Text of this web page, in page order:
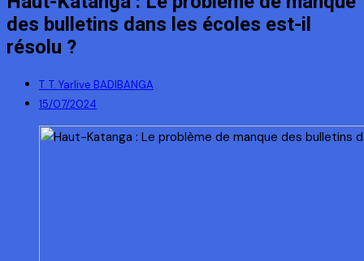
des bulletins dans les écoles est-il
résolu ?
T. T. Yarlive BADIBANGA
15/07/2024